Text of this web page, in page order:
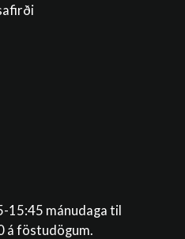
15:45 mánudaga til
á föstudögum.